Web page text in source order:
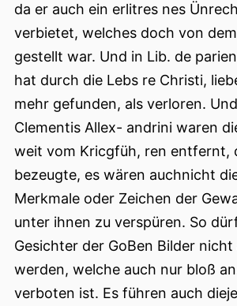
da er auch ein erlitres nes
verbietet, welches doch von
gestellt war. Und in Lib. de
hat durch die Lebs re Christi,
mehr gefunden, als verloren.
Clementis Allex- andrini waren
weit vom Kricgfüh, ren entfernt,
bezeugte, es wären auchnicht
Merkmale oder Zeichen der
unter ihnen zu verspüren. So
Gesichter der GoBen Bilder
werden, welche auch nur bloß
verboten ist. Es führen auch